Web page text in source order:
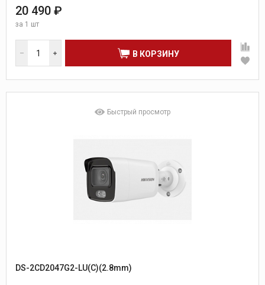
20 490 ₽
за 1 шт
В КОРЗИНУ
Быстрый просмотр
DS-2CD2047G2-LU(C)(2.8mm)